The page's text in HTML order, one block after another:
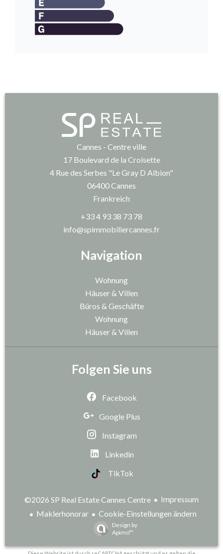
Navigation
Wohnung
Häuser & Villen
Büros & Geschäfte
Wohnung
Häuser & Villen
Cannes - Centre ville
17 Boulevard de la Croisette
4 Rue des Serbes "Le Gray D Albion"
06400Cannes
Frankreich
+33 4 93 38 73 78
info@spimmobiliercannes.fr
Folgen Sie uns
Facebook
Google Plus
Instagram
Linkedin
TikTok
©2026 SP Real Estate Cannes Centre
Impressum
Maklerhonorar
Cookie-Einstellungen ändern
Design by
Apimo™